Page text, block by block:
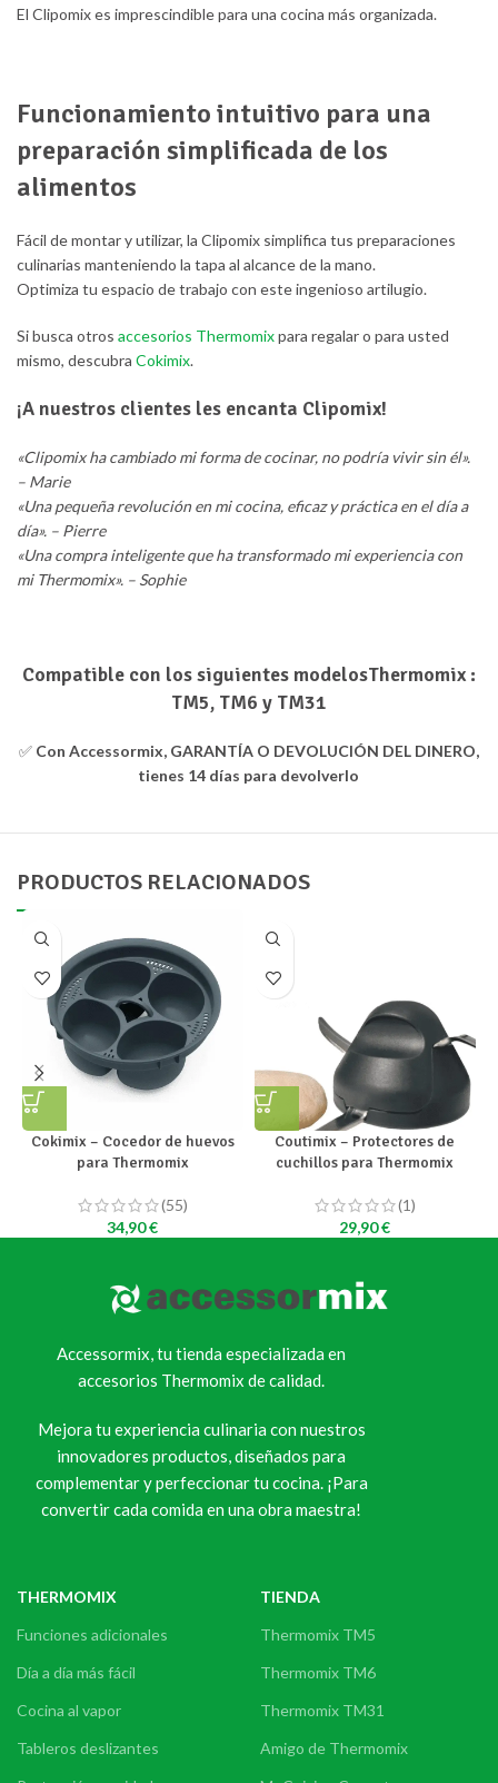
El Clipomix es imprescindible para una cocina más organizada.
Funcionamiento intuitivo para una
preparación simplificada de los
alimentos
Fácil de montar y utilizar, la Clipomix simplifica tus preparaciones
culinarias manteniendo la tapa al alcance de la mano.
Optimiza tu espacio de trabajo con este ingenioso artilugio.
Si busca otros accesorios Thermomixpara regalar o para usted
mismo, descubra Cokimix.
¡A nuestros clientes les encanta Clipomix!
«Clipomix ha cambiado mi forma de cocinar, no podría vivir sin él».
– Marie
«Una pequeña revolución en mi cocina, eficaz y práctica en el día a
día». – Pierre
«Una compra inteligente que ha transformado mi experiencia con
mi Thermomix». – Sophie
Compatible con los siguientes modelosThermomix :
TM5, TM6 y TM31
✅Con Accessormix, GARANTÍA O DEVOLUCIÓN DEL DINERO,
tienes 14 días para devolverlo
PRODUCTOS RELACIONADOS
Cokimix – Cocedor de huevos
para Thermomix
(55)
34,90€
Coutimix – Protectores de
cuchillos para Thermomix
(1)
29,90€
Accessormix, tu tienda especializada en
accesorios Thermomix de calidad.
Mejora tu experiencia culinaria con nuestros
innovadores productos, diseñados para
complementar y perfeccionar tu cocina. ¡Para
convertir cada comida en una obra maestra!
THERMOMIX
Funciones adicionales
Día a día más fácil
Cocina al vapor
Tableros deslizantes
TIENDA
Thermomix TM5
Thermomix TM6
Thermomix TM31
Amigo de Thermomix